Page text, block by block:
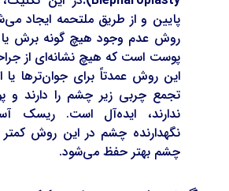
پایین و از طریق ملتحمه ایجاد
روش عدم وجود هیچ گونه برش
پوست است که هیچ نشانه‌ای از
این روش عمدتاً برای جوان‌ترها یا
تجمع چربی زیر چشم را دارند و
ندارند، ایده‌آل است. ریسک
نگهدارنده چشم در این روش
چشم بهتر حفظ می‌شود.